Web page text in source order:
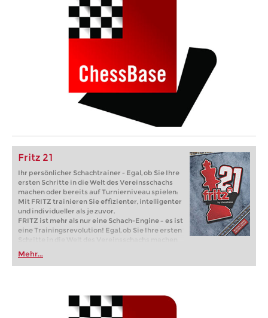
Fritz 21
Ihr persönlicher Schachtrainer - Egal, ob Sie Ihre
ersten Schritte in die Welt des Vereinsschachs
machen oder bereits auf Turnierniveau spielen:
Mit FRITZ trainieren Sie effizienter, intelligenter
und individueller als je zuvor.
FRITZ ist mehr als nur eine Schach-Engine – es ist
eine Trainingsrevolution! Egal, ob Sie Ihre ersten
Schritte in die Welt des Vereinsschachs machen
oder bereits auf Turnierniveau spielen: Mit
FRITZ trainieren Sie effizienter, intelligenter und
individueller als je zuvor.
Mehr...